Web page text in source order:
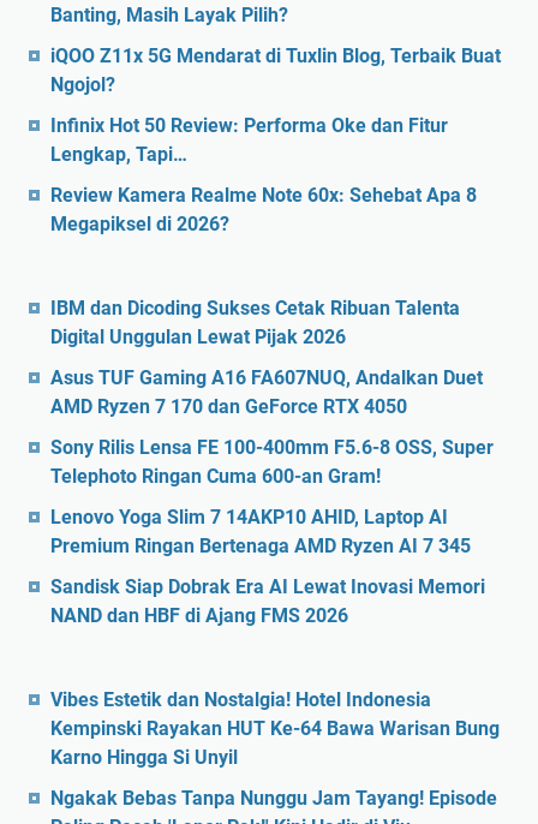
Banting, Masih Layak Pilih?
iQOO Z11x 5G Mendarat di Tuxlin Blog, Terbaik Buat
Ngojol?
Infinix Hot 50 Review: Performa Oke dan Fitur
Lengkap, Tapi…
Review Kamera Realme Note 60x: Sehebat Apa 8
Megapiksel di 2026?
IBM dan Dicoding Sukses Cetak Ribuan Talenta
Digital Unggulan Lewat Pijak 2026
Asus TUF Gaming A16 FA607NUQ, Andalkan Duet
AMD Ryzen 7 170 dan GeForce RTX 4050
Sony Rilis Lensa FE 100-400mm F5.6-8 OSS, Super
Telephoto Ringan Cuma 600-an Gram!
Lenovo Yoga Slim 7 14AKP10 AHID, Laptop AI
Premium Ringan Bertenaga AMD Ryzen AI 7 345
Sandisk Siap Dobrak Era AI Lewat Inovasi Memori
NAND dan HBF di Ajang FMS 2026
Vibes Estetik dan Nostalgia! Hotel Indonesia
Kempinski Rayakan HUT Ke-64 Bawa Warisan Bung
Karno Hingga Si Unyil
Ngakak Bebas Tanpa Nunggu Jam Tayang! Episode